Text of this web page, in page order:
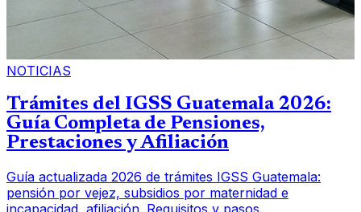
NOTICIAS
Trámites del IGSS Guatemala 2026:
Guía Completa de Pensiones,
Prestaciones y Afiliación
Guía actualizada 2026 de trámites IGSS Guatemala:
pensión por vejez, subsidios por maternidad e
incapacidad, afiliación. Requisitos y pasos.